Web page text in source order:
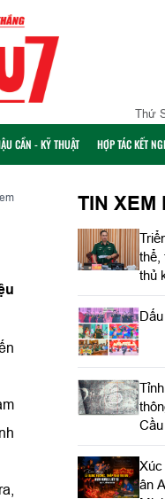
Thứ
CẦN - KỸ THUẬT HỢP TÁC KẾT
TIN XEM
thể,
thủ
Xúc
ân